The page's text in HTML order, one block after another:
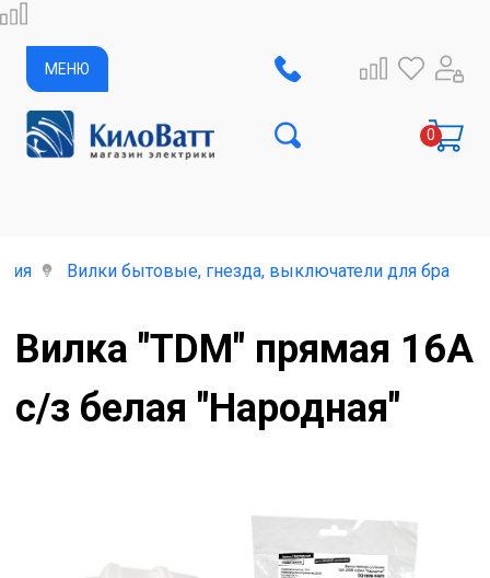
МЕНЮ
Вилки бытовые, гнезда, выключатели для бра
Вилка "TDM" прямая 16А
с/з белая "Народная"